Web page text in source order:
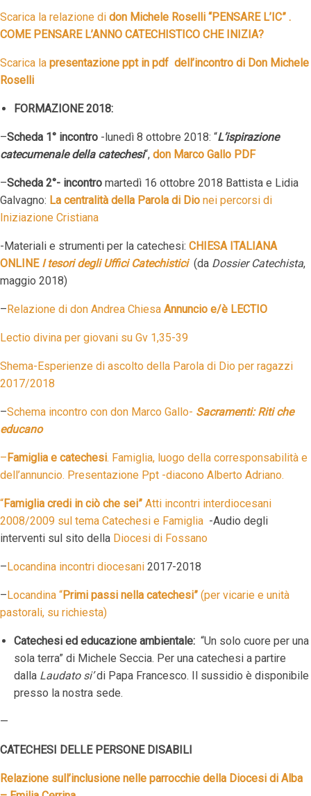
Scarica la relazione di don Michele Roselli “PENSARE L’IC” .
COME PENSARE L’ANNO CATECHISTICO CHE INIZIA?
Scarica la presentazione ppt in pdf dell’incontro di Don Michele
Roselli
FORMAZIONE 2018:
–Scheda 1° incontro -lunedì 8 ottobre 2018: “L’ispirazione
catecumenale della catechesi“, don Marco Gallo PDF
–Scheda 2°- incontro martedì 16 ottobre 2018 Battista e Lidia
Galvagno: La centralità della Parola di Dio nei percorsi di
Iniziazione Cristiana
-Materiali e strumenti per la catechesi: CHIESA ITALIANA
ONLINE I tesori degli Uffici Catechistici (da Dossier Catechista,
maggio 2018)
–Relazione di don Andrea Chiesa Annuncio e/è LECTIO
Lectio divina per giovani su Gv 1,35-39
Shema-Esperienze di ascolto della Parola di Dio per ragazzi
2017/2018
–Schema incontro con don Marco Gallo- Sacramenti: Riti che
educano
–Famiglia e catechesi. Famiglia, luogo della corresponsabilità e
dell’annuncio. Presentazione Ppt -diacono Alberto Adriano.
“Famiglia credi in ciò che sei” Atti incontri interdiocesani
2008/2009 sul tema Catechesi e Famiglia -Audio degli
interventi sul sito della Diocesi di Fossano
–Locandina incontri diocesani 2017-2018
–Locandina “Primi passi nella catechesi” (per vicarie e unità
pastorali, su richiesta)
Catechesi ed educazione ambientale: “Un solo cuore per una
sola terra” di Michele Seccia. Per una catechesi a partire
dalla Laudato si’di Papa Francesco. Il sussidio è disponibile
presso la nostra sede.
—
CATECHESI DELLE PERSONE DISABILI
Relazione sull’inclusione nelle parrocchie della Diocesi di Alba